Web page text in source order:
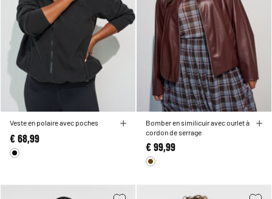
Veste en polaire avec poches
€ 68,99
Bomber en similicuir avec ourlet à
cordon de serrage
€ 99,99